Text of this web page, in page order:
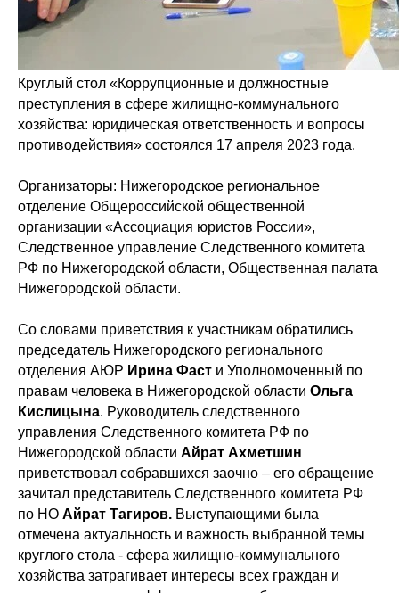
Круглый стол «Коррупционные и должностные
преступления в сфере жилищно-коммунального
хозяйства: юридическая ответственность и вопросы
противодействия» состоялся 17 апреля 2023 года.
Организаторы: Нижегородское региональное
отделение Общероссийской общественной
организации «Ассоциация юристов России»,
Следственное управление Следственного комитета
РФ по Нижегородской области, Общественная палата
Нижегородской области.
Со словами приветствия к участникам обратились
председатель Нижегородского регионального
отделения АЮР Ирина Фаст и Уполномоченный по
правам человека в Нижегородской области Ольга
Кислицына. Руководитель следственного
управления Следственного комитета РФ по
Нижегородской области Айрат Ахметшин
приветствовал собравшихся заочно – его обращение
зачитал представитель Следственного комитета РФ
по НО Айрат Тагиров. Выступающими была
отмечена актуальность и важность выбранной темы
круглого стола - сфера жилищно-коммунального
хозяйства затрагивает интересы всех граждан и